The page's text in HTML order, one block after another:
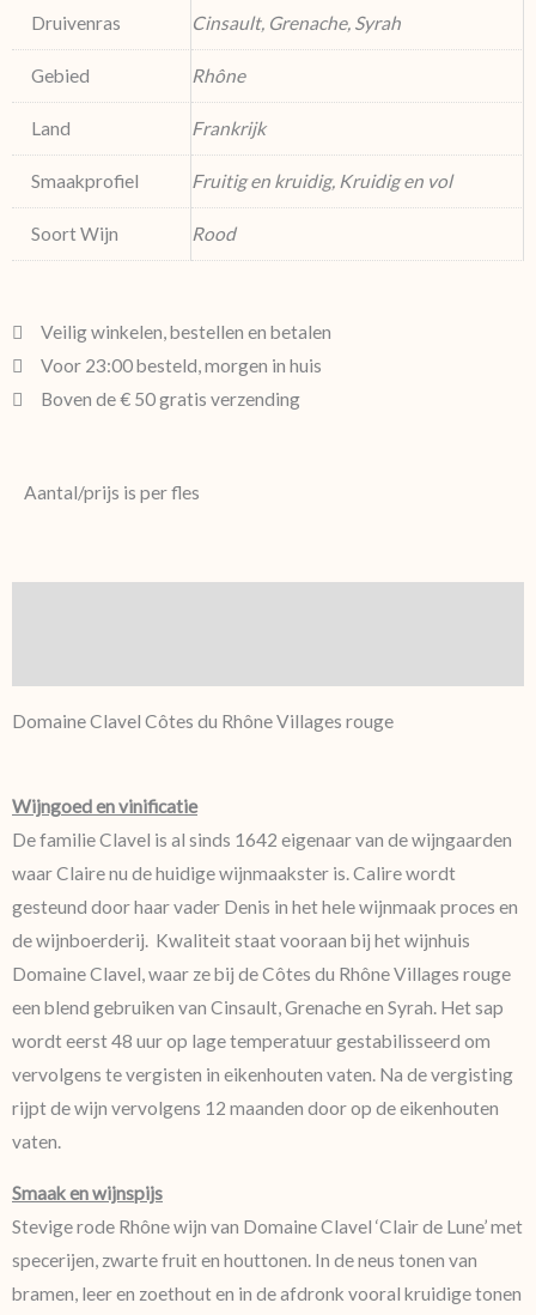
Druivenras Cinsault, Grenache, Syrah
Gebied Rhône
Land Frankrijk
Smaakprofiel Fruitig en kruidig, Kruidig en vol
Soort Wijn Rood
Veilig winkelen, bestellen en betalen
Voor 23:00 besteld, morgen in huis
Boven de € 50 gratis verzending
Aantal/prijs is per fles
Domaine Clavel Côtes du Rhône Villages rouge
Wijngoed en vinificatie
De familie Clavel is al sinds 1642 eigenaar van de wijngaarden
waar Claire nu de huidige wijnmaakster is. Calire wordt
gesteund door haar vader Denis in het hele wijnmaak proces en
de wijnboerderij. Kwaliteit staat vooraan bij het wijnhuis
Domaine Clavel, waar ze bij de Côtes du Rhône Villages rouge
een blend gebruiken van Cinsault, Grenache en Syrah. Het sap
wordt eerst 48 uur op lage temperatuur gestabilisseerd om
vervolgens te vergisten in eikenhouten vaten. Na de vergisting
rijpt de wijn vervolgens 12 maanden door op de eikenhouten
vaten.
Smaak en wijnspijs
Stevige rode Rhône wijn van Domaine Clavel ‘Clair de Lune’ met
specerijen, zwarte fruit en houttonen. In de neus tonen van
bramen, leer en zoethout en in de afdronk vooral kruidige tonen